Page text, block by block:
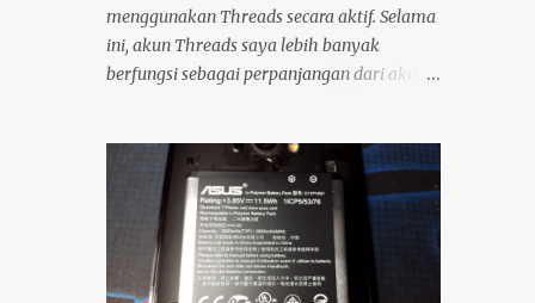
dibawa kemana-mana. Dan perlu diingat
bahwa cadangan daya pada komputer
ketika listrik padam walaupun bisa
Oleh Karena itulah saya masih
membutuhkan Notebook sebagai
penunjang produktifitas dan kreatifitas
saya. Dengan adanya notebook, maka saya
bisa semakin prod...
menggunakan Threads secara aktif. Selama
ini, akun Threads saya lebih banyak
berfungsi sebagai perpanjangan dari akun
Threads. Interaksi yang saya lakukan di
platform tersebut pun relatif minim.
Namun, sekitar setengah bulan yang lalu,
saya mulai kembali aktif membuka dan
menggunakan Threads. Saat menjelajahi